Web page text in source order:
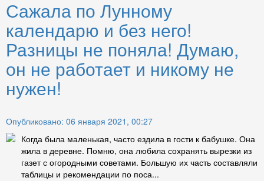
Сажала по Лунному
календарю и без него!
Разницы не поняла! Думаю,
он не работает и никому не
нужен!
Опубликовано: 06 января 2021, 00:27
Когда была маленькая, часто ездила в гости к бабушке. Она
жила в деревне. Помню, она любила сохранять вырезки из
газет с огородными советами. Большую их часть составляли
таблицы и рекомендации по поса...